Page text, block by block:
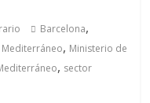
Barcelona,
Mediterráneo, Ministerio de
, sector